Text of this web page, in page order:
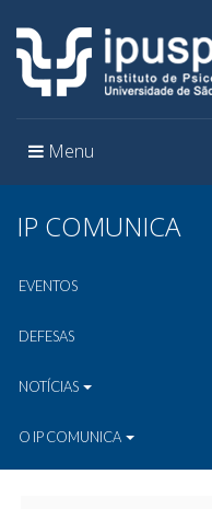
Toggle
Menu
IP COMUNICA
EVENTOS
DEFESAS
NOTÍCIAS
O IP COMUNICA